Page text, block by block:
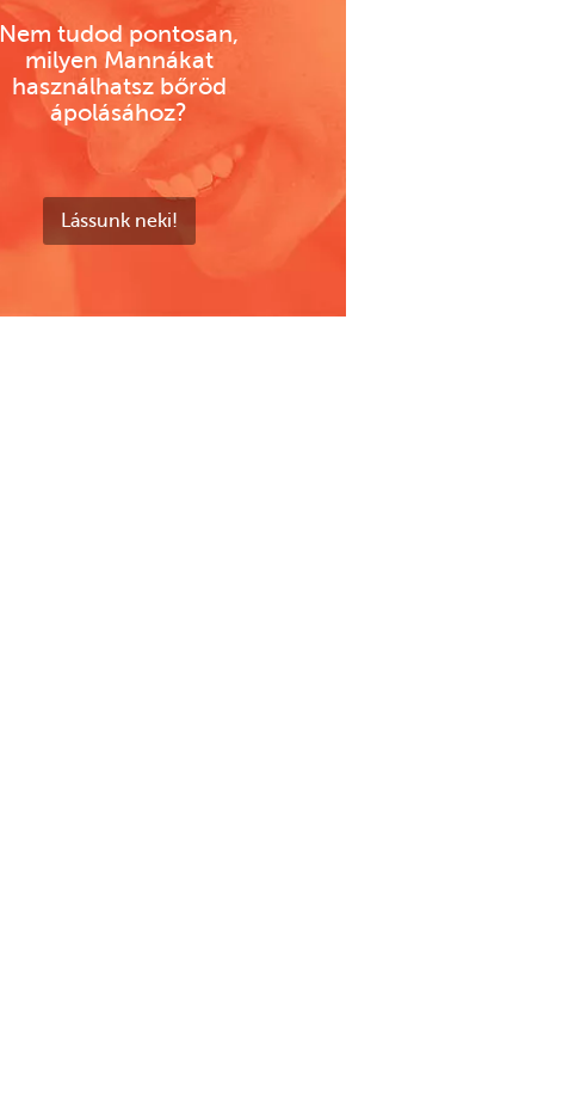
Nem tudod pontosan,
milyen Mannákat
használhatsz bőröd
ápolásához?
Lássunk neki!